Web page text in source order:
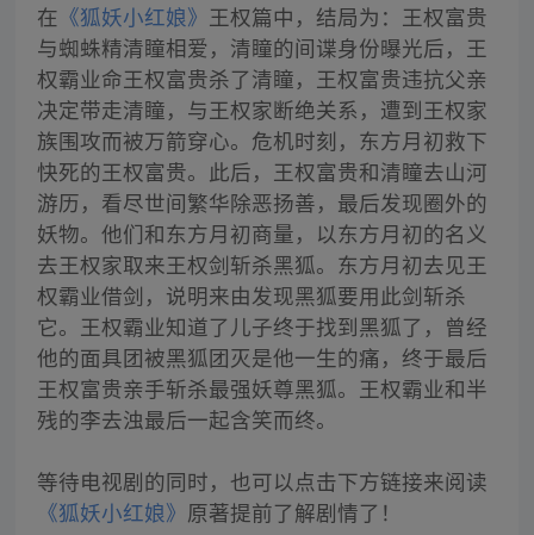
在 《狐妖小红娘》 王权篇中，结局为：王权富贵
与蜘蛛精清瞳相爱，清瞳的间谍身份曝光后，王
权霸业命王权富贵杀了清瞳，王权富贵违抗父亲
决定带走清瞳，与王权家断绝关系，遭到王权家
族围攻而被万箭穿心。危机时刻，东方月初救下
快死的王权富贵。此后，王权富贵和清瞳去山河
游历，看尽世间繁华除恶扬善，最后发现圈外的
妖物。他们和东方月初商量，以东方月初的名义
去王权家取来王权剑斩杀黑狐。东方月初去见王
权霸业借剑，说明来由发现黑狐要用此剑斩杀
它。王权霸业知道了儿子终于找到黑狐了，曾经
他的面具团被黑狐团灭是他一生的痛，终于最后
王权富贵亲手斩杀最强妖尊黑狐。王权霸业和半
残的李去浊最后一起含笑而终。
等待电视剧的同时，也可以点击下方链接来阅读
《狐妖小红娘》 原著提前了解剧情了！